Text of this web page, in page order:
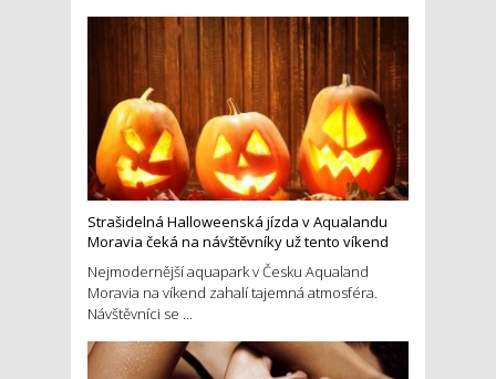
Strašidelná Halloweenská jízda v Aqualandu
Moravia čeká na návštěvníky už tento víkend
Nejmodernější aquapark v Česku Aqualand
Moravia na víkend zahalí tajemná atmosféra.
Návštěvníci se ...